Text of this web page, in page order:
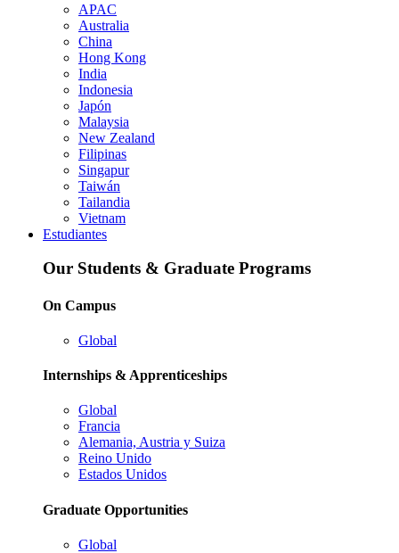
APAC
Australia
China
Hong Kong
India
Indonesia
Japón
Malaysia
New Zealand
Filipinas
Singapur
Taiwán
Tailandia
Vietnam
Estudiantes
Our Students & Graduate Programs
On Campus
Global
Internships & Apprenticeships
Global
Francia
Alemania, Austria y Suiza
Reino Unido
Estados Unidos
Graduate Opportunities
Global